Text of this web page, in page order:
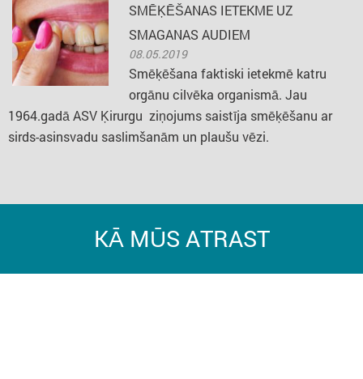
SMĒĶĒŠANAS IETEKME UZ
SMAGANAS AUDIEM
08.05.2019
Smēķēšana faktiski ietekmē katru
orgānu cilvēka organismā. Jau
1964.gadā ASV Ķirurgu ziņojums saistīja smēķēšanu ar
sirds-asinsvadu saslimšanām un plaušu vēzi.
KĀ MŪS ATRAST